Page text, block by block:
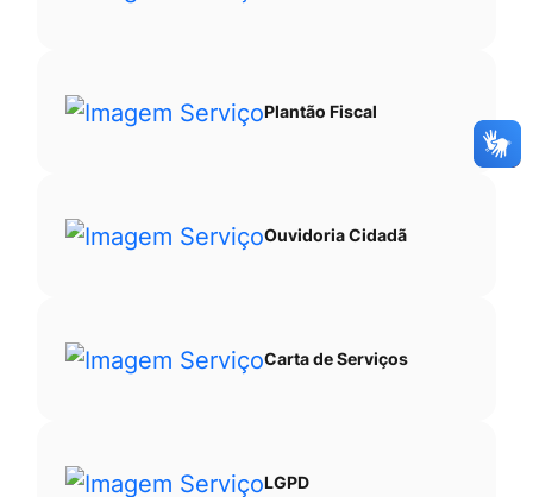
Plantão Fiscal
Ouvidoria Cidadã
Carta de Serviços
LGPD